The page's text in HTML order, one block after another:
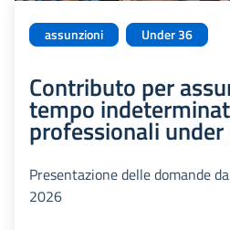
assunzioni Under 36
Contributo per
tempo
professionali
Presentazione delle domande
2026